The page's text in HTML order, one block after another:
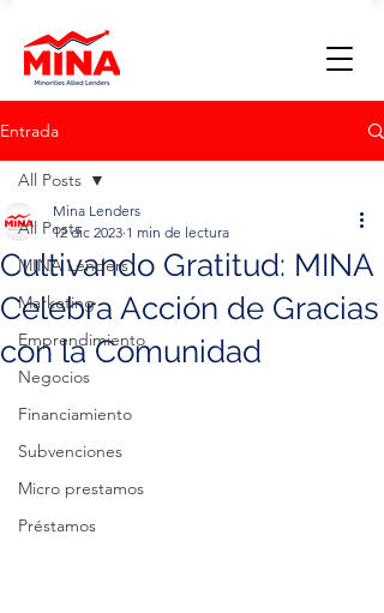
Entrada
All Posts
MINA Lenders
Marketing
Emprendimiento
Negocios
Financiamiento
Subvenciones
Micro prestamos
Préstamos
All Posts
Cultivando Gratitud: MINA
Celebra Acción de Gracias
con la Comunidad
Mina Lenders
12 dic 2023 1 min de lectura